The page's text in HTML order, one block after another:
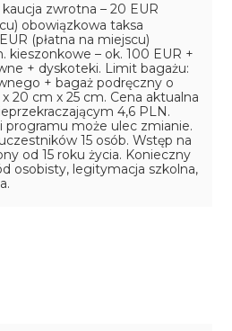
zwrotna – 20 EUR
obowiązkowa taksa
(płatna na miejscu)
kieszonkowe – ok. 100 EUR +
+ dyskoteki. Limit bagażu:
+ bagaż podręczny o
20 cm x 25 cm. Cena aktualna
4,6 PLN.
programu może ulec zmianie.
15 osób. Wstęp na
od 15 roku życia. Konieczny
osobisty, legitymacja szkolna,